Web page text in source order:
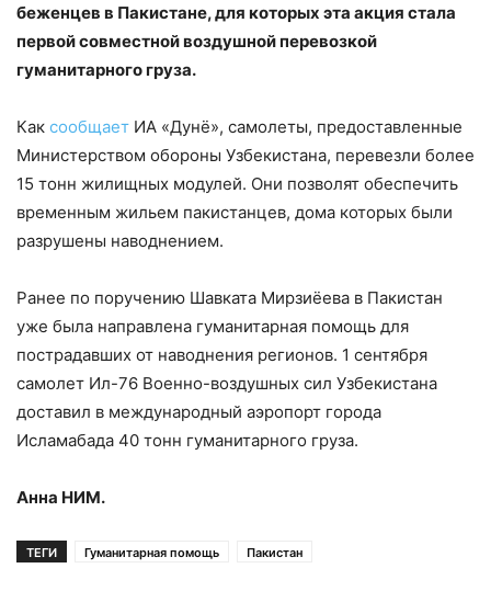
беженцев в Пакистане, для которых эта акция стала
первой совместной воздушной перевозкой
гуманитарного груза.
Как сообщает ИА «Дунё», самолеты, предоставленные
Министерством обороны Узбекистана, перевезли более
15 тонн жилищных модулей. Они позволят обеспечить
временным жильем пакистанцев, дома которых были
разрушены наводнением.
Ранее по поручению Шавката Мирзиёева в Пакистан
уже была направлена гуманитарная помощь для
пострадавших от наводнения регионов. 1 сентября
самолет Ил-76 Военно-воздушных сил Узбекистана
доставил в международный аэропорт города
Исламабада 40 тонн гуманитарного груза.
Анна НИМ.
ТЕГИ Гуманитарная помощь Пакистан